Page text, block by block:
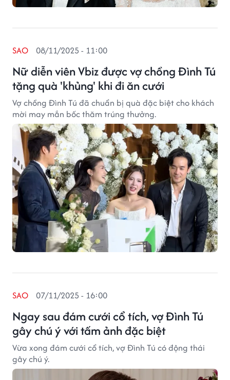
Nữ diễn viên Vbiz được vợ chồng Đình Tú
tặng quà 'khủng' khi đi ăn cưới
SAO 08/11/2025 - 11:00
Vợ chồng Đình Tú đã chuẩn bị quà đặc biệt cho khách
mời may mắn bốc thăm trúng thưởng.
Ngay sau đám cưới cổ tích, vợ Đình Tú
gây chú ý với tấm ảnh đặc biệt
SAO 07/11/2025 - 16:00
Vừa xong đám cưới cổ tích, vợ Đình Tú có động thái
gây chú ý.